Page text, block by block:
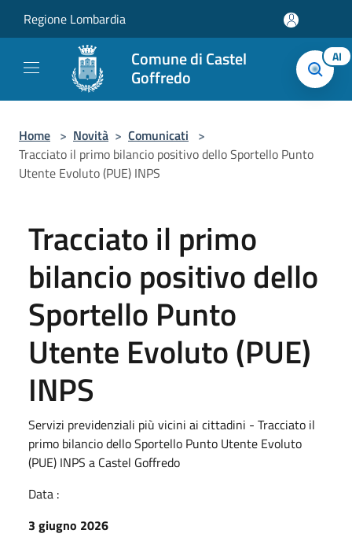
Regione Lombardia
Comune di Castel
Goffredo
AI
Home > Novità > Comunicati >
Tracciato il primo bilancio positivo dello Sportello Punto
Utente Evoluto (PUE) INPS
Tracciato il primo
bilancio positivo dello
Sportello Punto
Utente Evoluto (PUE)
INPS
Servizi previdenziali più vicini ai cittadini - Tracciato il
primo bilancio dello Sportello Punto Utente Evoluto
(PUE) INPS a Castel Goffredo
Data :
3 giugno 2026